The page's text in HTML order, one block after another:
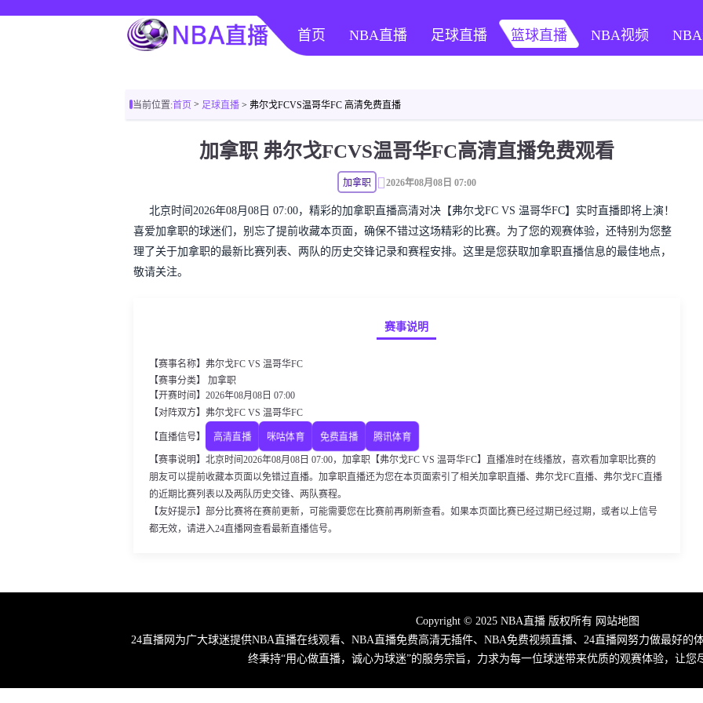
首页 NBA直播 足球直播 篮球直播 NBA视频
当前位置:首页 > 足球直播 > 弗尔戈FCVS温哥华FC 高清免费直播
加拿职 弗尔戈FCVS温哥华FC高清直播免费观看
加拿职 2026年08月08日 07:00
北京时间2026年08月08日 07:00，精彩的加拿职直播高清对决【弗尔戈FC VS 温哥华FC】实时直播即将上演！
喜爱加拿职的球迷们，别忘了提前收藏本页面，确保不错过这场精彩的比赛。为了您的观赛体验，还特别为您整
理了关于加拿职的最新比赛列表、两队的历史交锋记录和赛程安排。这里是您获取加拿职直播信息的最佳地点，
敬请关注。
赛事说明
【赛事名称】弗尔戈FC VS 温哥华FC
【赛事分类】 加拿职
【开赛时间】2026年08月08日 07:00
【对阵双方】弗尔戈FC VS 温哥华FC
【直播信号】 高清直播 咪咕体育 免费直播 腾讯体育
【赛事说明】北京时间2026年08月08日 07:00，加拿职【弗尔戈FC VS 温哥华FC】直播准时在线播放，喜欢看加拿职比赛的
朋友可以提前收藏本页面以免错过直播。加拿职直播还为您在本页面索引了相关加拿职直播、弗尔戈FC直播、弗尔戈FC直播
的近期比赛列表以及两队历史交锋、两队赛程。
【友好提示】部分比赛将在赛前更新，可能需要您在比赛前再刷新查看。如果本页面比赛已经过期已经过期，或者以上信号
都无效，请进入24直播网查看最新直播信号。
Copyright © 2025 NBA直播 版权所有 网站地图
24直播网为广大球迷提供NBA直播在线观看、NBA直播免费高清无插件、NBA免费视频直播、24直播网努力做最好的
终秉持“用心做直播，诚心为球迷”的服务宗旨，力求为每一位球迷带来优质的观赛体验，让您